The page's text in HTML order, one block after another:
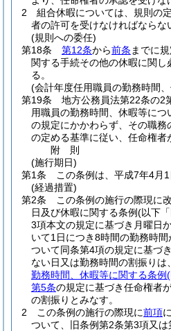
2
組合休暇については、規則の
者の許可を受けなければならな
(規則への委任)
第18条
第12条から前条 までに
関する手続その他の休暇に関
る。
(会計年度任用職員の勤務時間
第19条
地方公務員法第22条の2
用職員の勤務時間、休暇等につ
の規定にかかわらず、その職務
の定める基準に従い、任命権者
附 則
(施行期日)
第1条
この条例は、平成7年4月1
(経過措置)
第2条
この条例の施行の際現に
日及び休暇に関する条例(以下
3項本文の規定に基づき月曜日
いて1日につき8時間の勤務時
ついて同条第4項の規定に基づ
ない日又は勤務時間の割振りは
勤務時間、休暇等に関する条例
第5条の規定に基づき任命権者
の割振りとみなす。
2
この条例の施行の際現に前項
ついて、旧条例第2条第3項又